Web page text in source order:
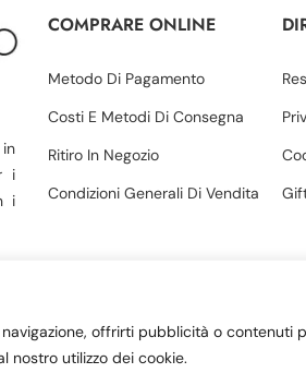
offrirti pubblicità o contenuti
nostro utilizzo dei cookie.
i
i
COMPRARE ONLINE
Metodo Di Pagamento
Costi E Metodi Di Consegna
Ritiro In Negozio
Condizioni Generali Di Vendita
Shoes srl | P. IVA 03571330780 |